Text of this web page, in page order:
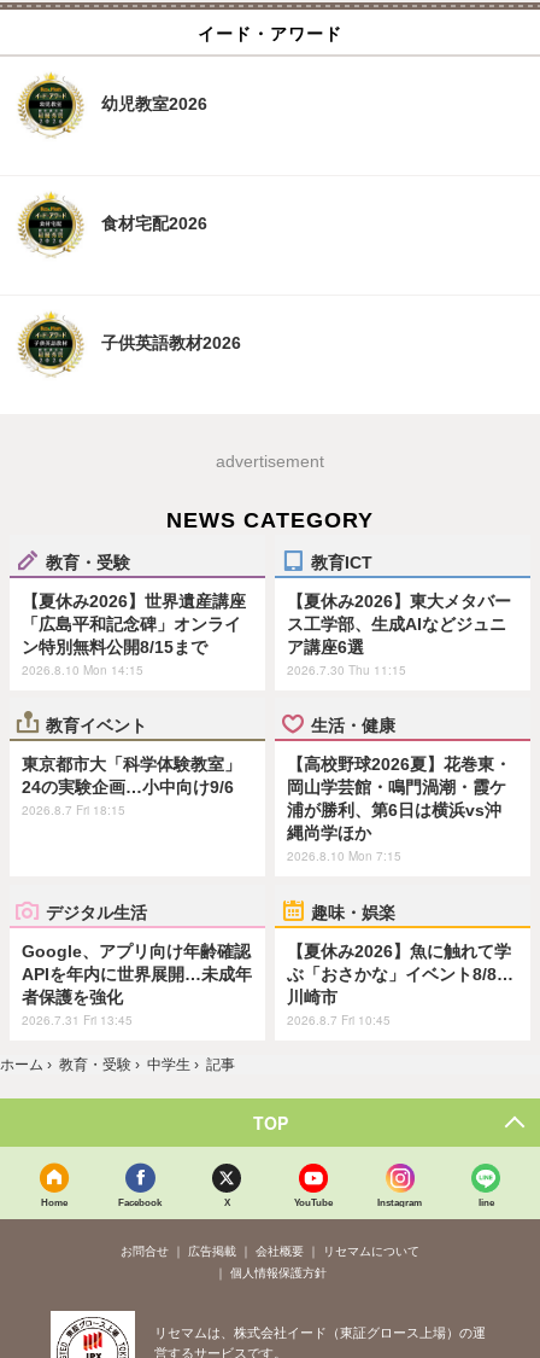
イード・アワード
幼児教室2026
食材宅配2026
子供英語教材2026
advertisement
NEWS CATEGORY
教育・受験
【夏休み2026】世界遺産講座
「広島平和記念碑」オンライ
ン特別無料公開8/15まで
2026.8.10 Mon 14:15
教育ICT
【夏休み2026】東大メタバー
ス工学部、生成AIなどジュニ
ア講座6選
2026.7.30 Thu 11:15
教育イベント
東京都市大「科学体験教室」
24の実験企画…小中向け9/6
2026.8.7 Fri 18:15
生活・健康
【高校野球2026夏】花巻東・
岡山学芸館・鳴門渦潮・霞ケ
浦が勝利、第6日は横浜vs沖
縄尚学ほか
2026.8.10 Mon 7:15
デジタル生活
Google、アプリ向け年齢確認
APIを年内に世界展開…未成年
者保護を強化
2026.7.31 Fri 13:45
趣味・娯楽
【夏休み2026】魚に触れて学
ぶ「おさかな」イベント8/8…
川崎市
2026.8.7 Fri 10:45
ホーム › 教育・受験 › 中学生 › 記事
TOP
Home Facebook X YouTube Instagram line
お問合せ 広告掲載 会社概要
リセマムについて
個人情報保護方針
リセマムは、株式会社イード（東証グロース上場）の運
営するサービスです。